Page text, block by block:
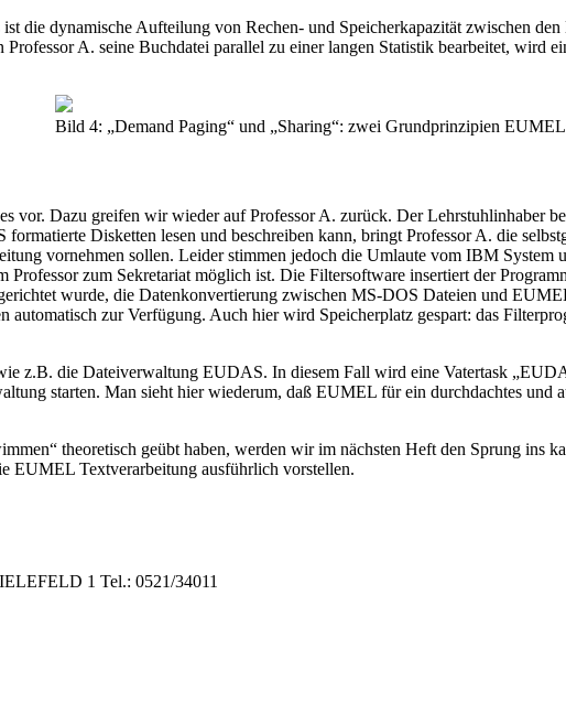
die dynamische Aufteilung von Rechen- und Speicherkapazität zwischen
A. seine Buchdatei parallel zu einer langen Statistik bearbeitet, wird
Bild 4: „Demand Paging“ und „Sharing“: zwei Grundprinzipien
vor. Dazu greifen wir wieder auf Professor A. zurück. Der Lehrstuhlinhaber
Disketten lesen und beschreiben kann, bringt Professor A. die
vornehmen sollen. Leider stimmen jedoch die Umlaute vom IBM
Professor zum Sekretariat möglich ist. Die Filtersoftware insertiert der
wurde, die Datenkonvertierung zwischen MS-DOS Dateien und
automatisch zur Verfügung. Auch hier wird Speicherplatz gespart: das
z.B. die Dateiverwaltung EUDAS. In diesem Fall wird eine Vatertask
starten. Man sieht hier wiederum, daß EUMEL für ein durchdachtes und
theoretisch geübt haben, werden wir im nächsten Heft den Sprung
EUMEL Textverarbeitung ausführlich vorstellen.
1 Tel.: 0521/34011